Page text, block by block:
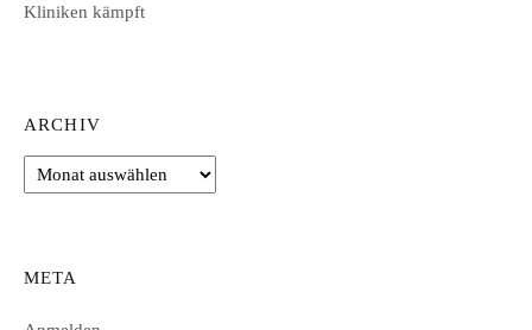
Kliniken kämpft
ARCHIV
Archiv
META